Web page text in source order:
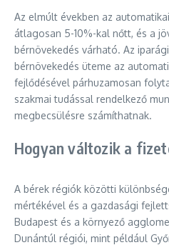
Az elmúlt években az
átlagosan 5-10%-kal nőtt, és a
bérnövekedés várható. Az
bérnövekedés üteme az
fejlődésével párhuzamosan
szakmai tudással rendelkező
megbecsülésre számíthatnak.
Hogyan változik a
A bérek régiók közötti
mértékével és a gazdasági
Budapest és a környező
Dunántúl régiói, mint például